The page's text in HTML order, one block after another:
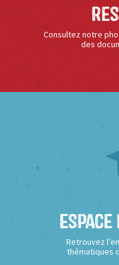
Consultez notre
des
Retrouvez
thématiques